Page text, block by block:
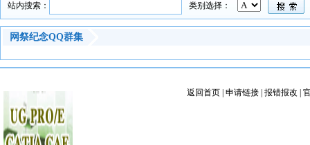
站内搜索： 类别选择：
网祭纪念QQ群集
返回首页| 申请链接| 报错报改